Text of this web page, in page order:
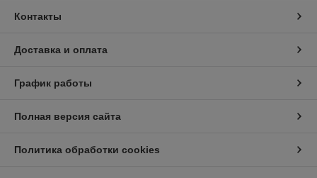
Контакты
Доставка и оплата
График работы
Полная версия сайта
Политика обработки cookies